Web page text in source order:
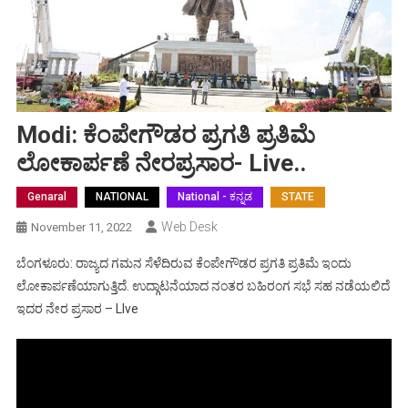
Modi: ಕೆಂಪೇಗೌಡರ ಪ್ರಗತಿ ಪ್ರತಿಮೆ
ಲೋಕಾರ್ಪಣೆ ನೇರಪ್ರಸಾರ- Live..
Genaral NATIONAL National - ಕನ್ನಡ STATE
November 11, 2022 Web Desk
ಬೆಂಗಳೂರು: ರಾಜ್ಯದ ಗಮನ ಸೆಳೆದಿರುವ ಕೆಂಪೇಗೌಡರ ಪ್ರಗತಿ ಪ್ರತಿಮೆ ಇಂದು
ಲೋಕಾರ್ಪಣೆಯಾಗುತ್ತಿದೆ. ಉದ್ಗಾಟನೆಯಾದ ನಂತರ ಬಹಿರಂಗ ಸಭೆ ಸಹ ನಡೆಯಲಿದೆ
ಇದರ ನೇರ ಪ್ರಸಾರ – LIve